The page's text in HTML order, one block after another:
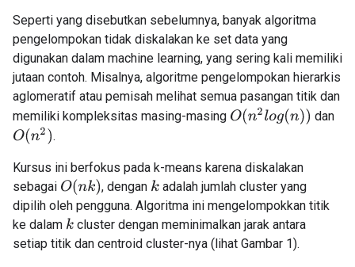
Seperti yang disebutkan sebelumnya, banyak algoritma
pengelompokan tidak diskalakan ke set data yang
digunakan dalam machine learning, yang sering kali memiliki
jutaan contoh. Misalnya, algoritme pengelompokan hierarkis
aglomeratif atau pemisah melihat semua pasangan titik dan
memiliki kompleksitas masing-masing O(n2log(n))
dan
O(n2) .
Kursus ini berfokus pada k-means karena diskalakan
sebagai O(nk) , dengan kadalah jumlah cluster yang
dipilih oleh pengguna. Algoritma ini mengelompokkan titik
ke dalam k cluster dengan meminimalkan jarak antara
setiap titik dan centroid cluster-nya (lihat Gambar 1).